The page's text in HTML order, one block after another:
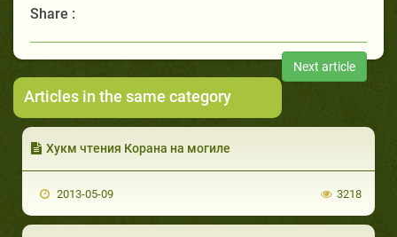
Share :
Next article
Articles in the same category
Хукм чтения Корана на могиле
2013-05-09 3218